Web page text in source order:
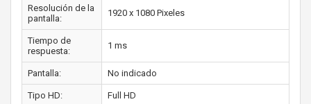
Resolución de la
pantalla:
1920 x 1080 Pixeles
Tiempo de
respuesta:
1 ms
Pantalla: No indicado
Tipo HD: Full HD